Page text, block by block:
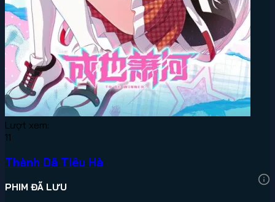
Lượt xem:
11
Thành Dã Tiêu Hà
PHIM ĐÃ LƯU